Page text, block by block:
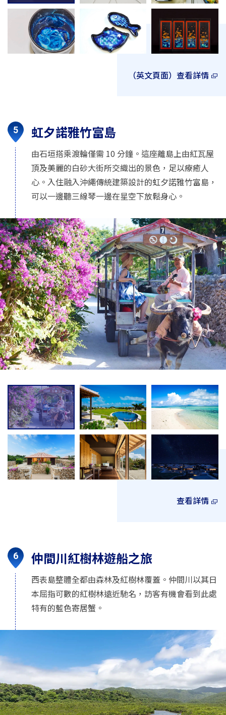
（英文頁面）查看詳情
虹夕諾雅竹富島
由石垣搭乘渡輪僅需 10 分鐘。這座離島上由紅瓦屋
頂及美麗的白砂大街所交織出的景色，足以療癒人
心。入住融入沖繩傳統建築設計的虹夕諾雅竹富島，
可以一邊聽三線琴一邊在星空下放鬆身心。
查看詳情
仲間川紅樹林遊船之旅
西表島整體全都由森林及紅樹林覆蓋。仲間川以其日
本屈指可數的紅樹林遠近馳名，訪客有機會看到此處
特有的藍色寄居蟹。